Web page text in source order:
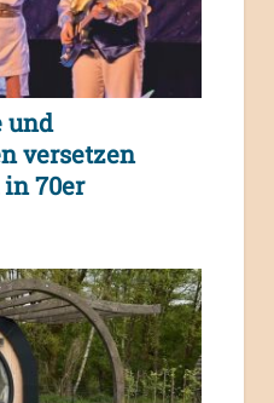
und
versetzen
70er